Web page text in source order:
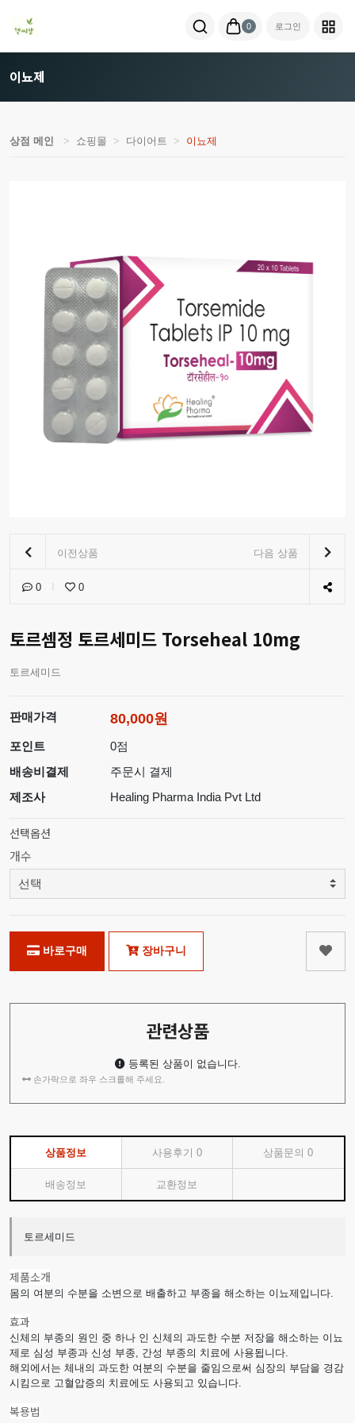
0 로그인
이뇨제
상점 메인 쇼핑몰 다이어트 이뇨제
이전상품 다음 상품
0 0
토르셈정 토르세미드 Torseheal 10mg
토르세미드
판매가격 80,000원
포인트
0점
배송비결제
주문시 결제
제조사
Healing Pharma India Pvt Ltd
선택옵션
개수
바로구매 장바구니
관련상품
등록된 상품이 없습니다.
손가락으로 좌우 스크롤해 주세요.
상품정보 사용후기 0 상품문의0
배송정보 교환정보
토르세미드
제품소개
몸의 여분의 수분을 소변으로 배출하고 부종을 해소하는 이뇨제입니다.
효과
신체의 부종의 원인 중 하나 인 신체의 과도한 수분 저장을 해소하는 이뇨
제로 심성 부종과 신성 부종, 간성 부종의 치료에 사용됩니다.
해외에서는 체내의 과도한 여분의 수분을 줄임으로써 심장의 부담을 경감
시킴으로 고혈압증의 치료에도 사용되고 있습니다.
복용법